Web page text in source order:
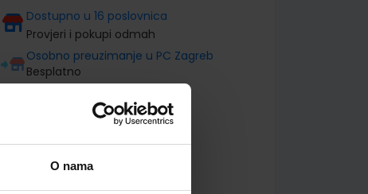
O nama
Dostupno u 16 poslovnica
Provjeri i pokupi odmah
Osobno preuzimanje u PC Zagreb
Besplatno